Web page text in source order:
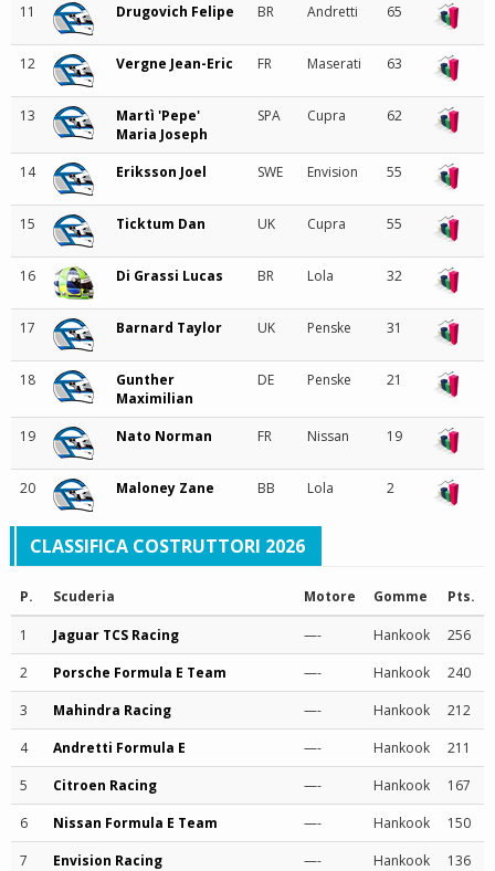
11 Drugovich Felipe BR Andretti 65
12 Vergne Jean-Eric FR Maserati 63
13
Martì 'Pepe'
Maria Joseph
SPA Cupra 62
14 Eriksson Joel SWE Envision 55
15 Ticktum Dan UK Cupra 55
16 Di Grassi Lucas BR Lola 32
17 Barnard Taylor UK Penske 31
18
Gunther
Maximilian
DE Penske 21
19 Nato Norman FR Nissan 19
20 Maloney Zane BB Lola 2
CLASSIFICA COSTRUTTORI 2026
P. Scuderia Motore Gomme Pts.
1 Jaguar TCS Racing —- Hankook
256
2
Porsche Formula E Team —- Hankook
240
3
Mahindra Racing —- Hankook
212
4
Andretti Formula E —- Hankook
211
5
Citroen Racing —- Hankook
167
6
Nissan Formula E Team —- Hankook
150
7
Envision Racing —- Hankook
136